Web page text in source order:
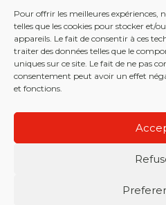
Pour offrir les meilleures expériences,
telles que les cookies pour stocker et/
appareils. Le fait de consentir à ces
traiter des données telles que le
uniques sur ce site. Le fait de ne pas
consentement peut avoir un effet
et fonctions.
COMMENTAIRES
Footer
LE CABINET NOS